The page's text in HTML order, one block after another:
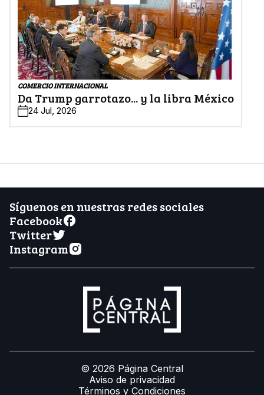
COMERCIO INTERNACIONAL
Da Trump garrotazo... y la libra México
24 Jul, 2026
Síguenos en nuestras redes sociales
Facebook
Twitter
Instagram
© 2026 Página Central
Aviso de privacidad
Términos y Condiciones